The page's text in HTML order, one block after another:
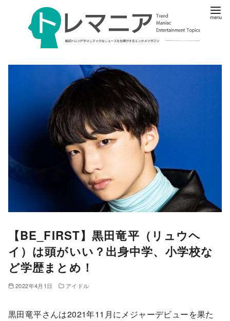
【BE_FIRST】黒田竜平（リュウヘ
イ）は頭がいい？出身中学、小学校な
ど学歴まとめ！
2022年4月1日 アイドル
黒田竜平さんは2021年11月にメジャーデビューを果た